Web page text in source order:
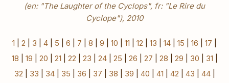
(en: "The Laughter of the Cyclops", fr: "Le Rire du
Cyclope"), 2010
1 2 3 4 5 6 7 8 9 10 11 12 13 14 15 16 17
18
19 20 21 22 23 24| 25 26 27 28 29 30 31
32
33 34| 35 36 37 38 39 40 41 42 43 44|